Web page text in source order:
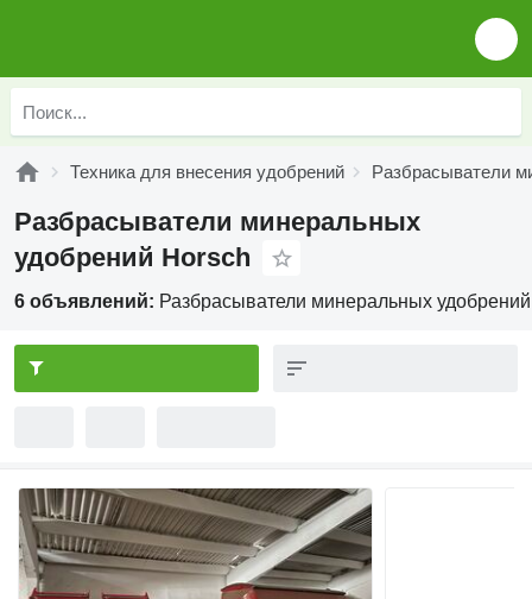
Техника для внесения удобрений Разбрасыватели
Разбрасыватели минеральных
удобрений Horsch
6 объявлений: Разбрасыватели минеральных